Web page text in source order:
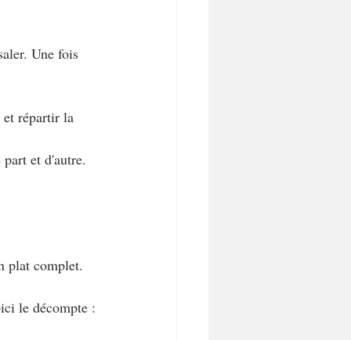
Une fois
et répartir la
et d'autre.
plat complet.
le décompte :